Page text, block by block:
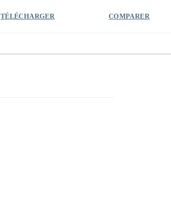
TÉLÉCHARGER COMPARER